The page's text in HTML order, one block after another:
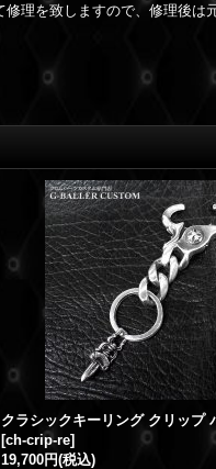
理を致しますので、修理後は
クラシックキーリング クリップ
[ch-crip-re]
19,700円(税込)